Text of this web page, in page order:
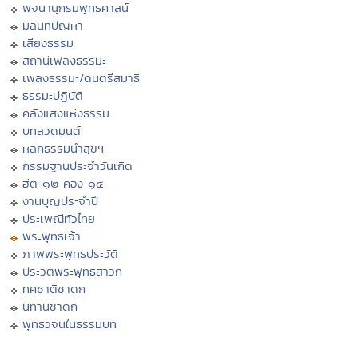
พจนานุกรมพุทธศาสน์
มิลินทปัญหา
เสียงธรรม
สถานีเพลงธรรมะ
เพลงธรรมะ/ดนตรีสมาธิ
ธรรมะปฏิบัติ
คลังแสงแห่งธรรม
บทสวดมนต์
หลักธรรมนำสุขฯ
กรรมฐานประจำวันเกิด
ฮีต ๑๒ คอง ๑๔
งานบุญประจำปี
ประเพณีทั่วไทย
พระพุทธเจ้า
ภาพพระพุทธประวัติ
ประวัติพระพุทธสาวก
ทศชาติชาดก
นิทานชาดก
พุทธวจนในธรรมบท